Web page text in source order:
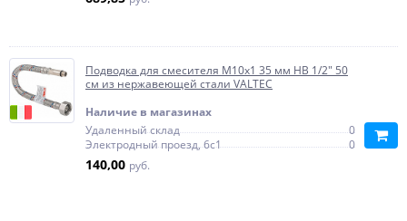
Подводка для смесителя М10х1 35 мм НВ 1/2" 50
см из нержавеющей стали VALTEC
Наличие в магазинах
Удаленный склад
0
Электродный проезд, 6с1
0
140,00 руб.